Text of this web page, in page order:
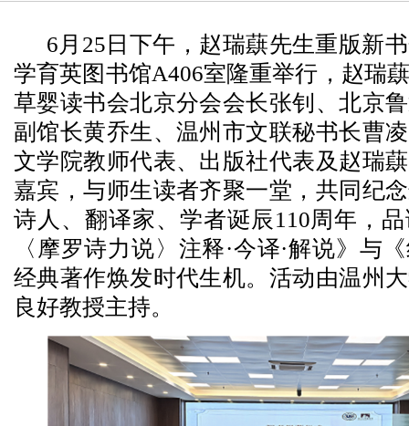
6月25日下午，赵瑞蕻先生重版新
学育英图书馆A406室隆重举行，赵瑞
草婴读书会北京分会会长张钊、北京
副馆长黄乔生、温州市文联秘书长曹
文学院教师代表、出版社代表及赵瑞
嘉宾，与师生读者齐聚一堂，共同纪
诗人、翻译家、学者诞辰110周年，
〈摩罗诗力说〉注释·今译·解说》与
经典著作焕发时代生机。活动由温州
良好教授主持。